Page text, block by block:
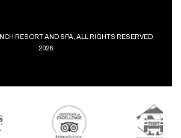
RESORT AND SPA, ALL RIGHTS RESERVED
2026.